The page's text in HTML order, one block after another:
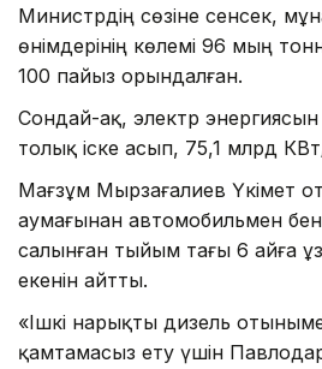
Министрдің сөзіне сенсек,
өнімдерінің көлемі 96 мың
100 пайыз орындалған.
Сондай-ақ, электр
толық іске асып, 75,1 млрд
Мағзұм Мырзағалиев Үкімет
аумағынан автомобильмен
салынған тыйым тағы 6 айға
екенін айтты.
«Ішкі нарықты дизель
қамтамасыз ету үшін